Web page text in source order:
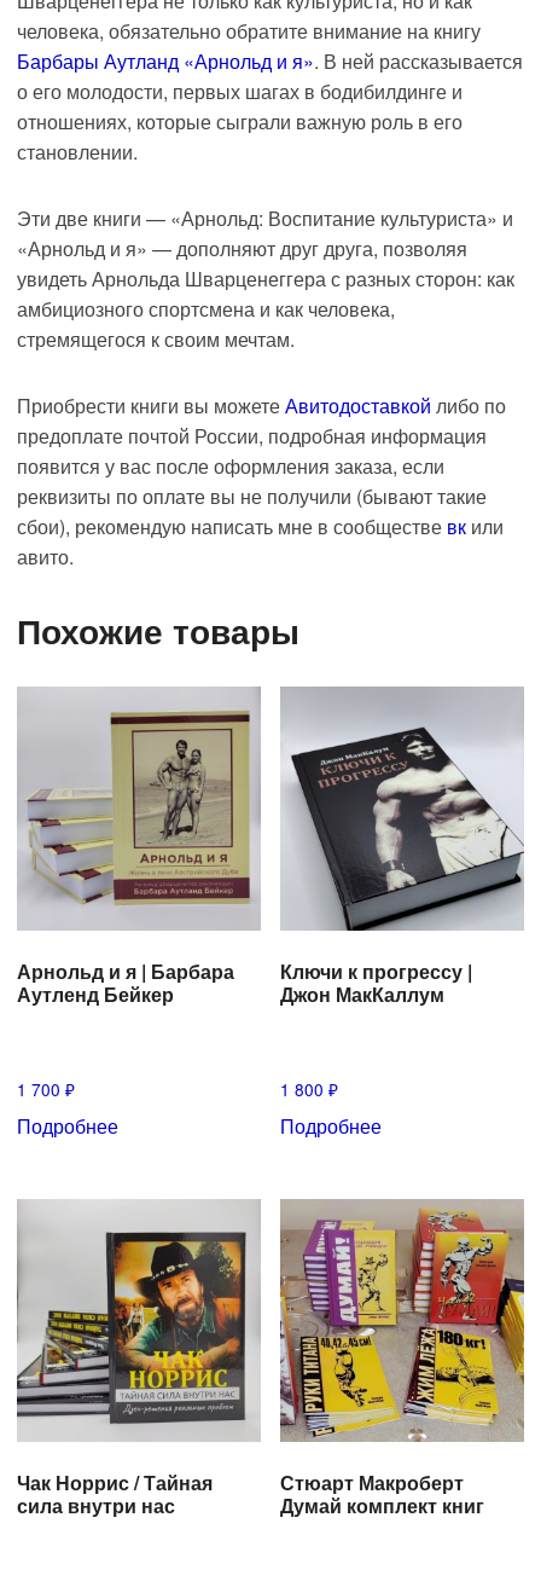
человека, обязательно обратите внимание на книгу
Барбары Аутланд «Арнольд и я». В ней рассказывается
о его молодости, первых шагах в бодибилдинге и
отношениях, которые сыграли важную роль в его
становлении.
Эти две книги — «Арнольд: Воспитание культуриста» и
«Арнольд и я» — дополняют друг друга, позволяя
увидеть Арнольда Шварценеггера с разных сторон: как
амбициозного спортсмена и как человека,
стремящегося к своим мечтам.
Приобрести книги вы можетеАвитодоставкой либо по
предоплате почтой России, подробная информация
появится у вас после оформления заказа, если
реквизиты по оплате вы не получили (бывают такие
сбои), рекомендую написать мне в сообществе вк или
авито.
Похожие товары
Арнольд и я | Барбара
Аутленд Бейкер
1 700 ₽
Подробнее
Ключи к прогрессу |
Джон МакКаллум
1 800₽
Подробнее
Чак Норрис / Тайная
сила внутри нас
Стюарт Макроберт
Думай комплект книг